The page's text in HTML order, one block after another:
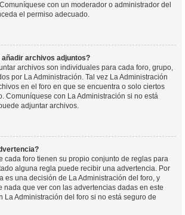
con un moderador o administrador del
el permiso adecuado.
añadir archivos adjuntos?
archivos son individuales para cada foro, grupo,
por La Administración. Tal vez La Administración
en el foro en que se encuentra o solo ciertos
Comuníquese con La Administración si no está
adjuntar archivos.
cada foro tienen su propio conjunto de reglas para
alguna regla puede recibir una advertencia. Por
es una decisión de La Administración del foro, y
nada que ver con las advertencias dadas en este
La Administración del foro si no está seguro de